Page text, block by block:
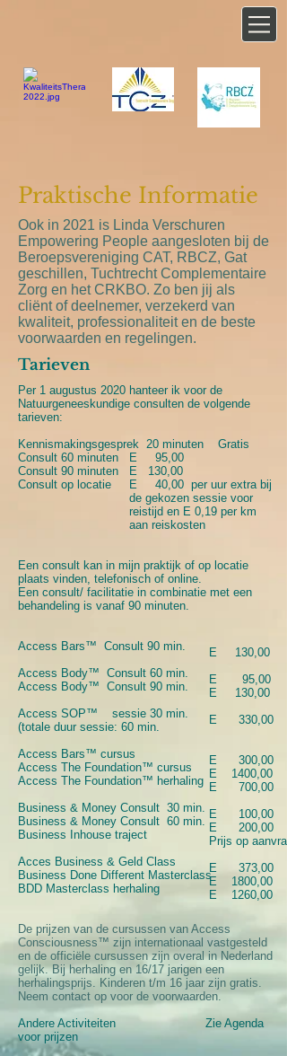
Praktische Informatie
Ook in 2021 is Linda Verschuren
Empowering People aangesloten bij de
Beroepsvereniging CAT, RBCZ, Gat
geschillen, Tuchtrecht Complementaire
Zorg en het CRKBO. Zo ben jij als
cliënt of deelnemer, verzekerd van
kwaliteit, professionaliteit en de beste
voorwaarden en regelingen.
Tarieven
Per 1 augustus 2020 hanteer ik voor de
Natuurgeneeskundige consulten de volgende
tarieven:
Kennismakingsgesprek 20 minuten Gratis
Consult 60 minuten
Consult 90 minuten
Consult op locatie
Een consult kan in mijn praktijk of op locatie
plaats vinden, telefonisch of online.
Een consult/ facilitatie in combinatie met een
behandeling is vanaf 90 minuten.
Access Bars™ Consult 90 min.
Access Body™ Consult 60 min.
Access Body™ Consult 90 min.
Access SOP™ sessie 30 min.
(totale duur sessie: 60 min.
Access Bars™ cursus
Access The Foundation™ cursus
Access The Foundation™ herhaling
Business & Money Consult 30 min.
Business & Money Consult 60 min.
Business Inhouse traject
Acces Business & Geld Class
Business Done Different Masterclass
BDD Masterclass herhaling
De prijzen van de cursussen van Access
Consciousness™ zijn internationaal vastgesteld
en de officiële cursussen zijn overal in Nederland
gelijk. Bij herhaling en 16/17 jarigen een
herhalingsprijs. Kinderen t/m 16 jaar zijn gratis.
Neem contact op voor de voorwaarden.
Andere Activiteiten Zie Agenda
voor prijzen
E 95,00
E 130,00
E 40,00 per uur extra bij
de gekozen sessie voor
reistijd en E 0,19 per km
aan reiskosten
E 130,00
E 95,00
E 130,00
E 330,00
E 300,00
E 1400,00
E 700,00
E 100,00
E
200,00
Prijs op
E 373,00
E 1800,00
E 1260,00